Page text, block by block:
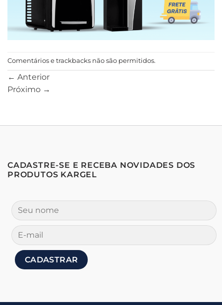
Comentários e trackbacks não são permitidos.
← Anterior
Próximo →
CADASTRE-SE E RECEBA NOVIDADES DOS
PRODUTOS KARGEL